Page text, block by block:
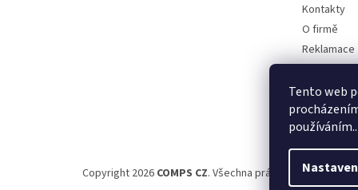
Tento web
Kontakty
O firmě
Reklamace
Certifikáty
Možnosti
Copyright 2026 COMPS CZ. Všechna práva vyhrazena.